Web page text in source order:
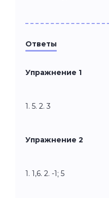
Ответы
Упражнение 1
1. 5. 2. 3
Упражнение 2
1. 1,6. 2. -1; 5